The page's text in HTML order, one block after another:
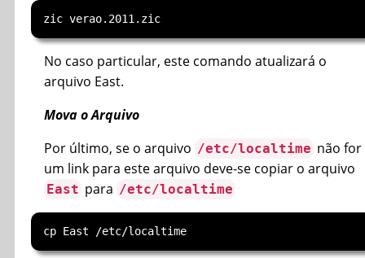
No caso particular, este comando atualizará o
arquivo East.
Mova o Arquivo
Por último, se o arquivo /etc/localtime não for
um link para este arquivo deve-se copiar o arquivo
East para /etc/localtime